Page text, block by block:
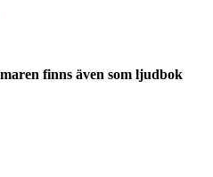
finns även som ljudbok